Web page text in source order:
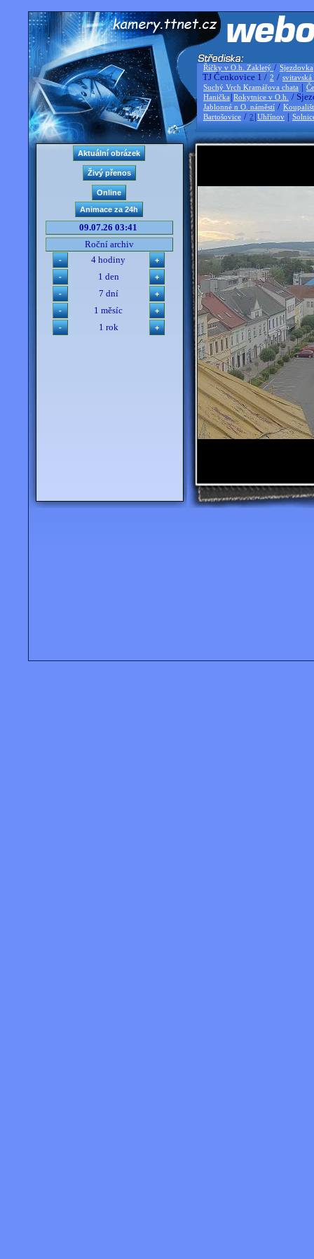
Říčky v O.h. Zakletý / Sjezdovka
TJ Čenkovice 1 / 2 / svitavská
Suchý Vrch Kramářova chata |
Hanička |Rokytnice v O.h. /
Jablonné n O. náměstí /
Bartošovice / 2 |Uhřínov |
09.07.26 03:41
Roční archiv
4 hodiny
1 den
7 dní
1 měsíc
1 rok